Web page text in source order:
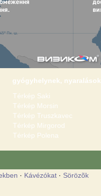
gyógyhelynek, nyaralások
Térkép Saki
Térkép Morsin
Térkép Truszkavec
Térkép Mirgorod
Térkép Polena
· Kávézókat· Sörözõk